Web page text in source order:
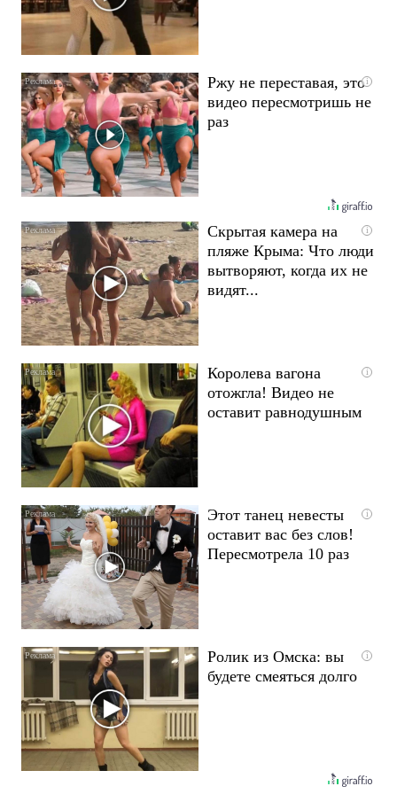
i
Ржу не переставая, это
видео пересмотришь не
раз
i
Скрытая камера на
пляже Крыма: Что люди
вытворяют, когда их не
видят...
i
Королева вагона
отожгла! Видео не
оставит равнодушным
i
Этот танец невесты
оставит вас без слов!
Пересмотрела 10 раз
i
Ролик из Омска: вы
будете смеяться долго